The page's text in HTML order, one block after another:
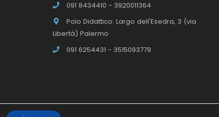
091 8434410 - 3920011364
Polo Didattico: Largo dell'Esedra, 3 (via
Libertà) Palermo
091 6254431 - 3515093779